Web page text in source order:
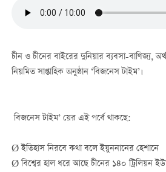
চীন ও চীনের বাইরের দুনিয়ার ব্যবসা-বাণিজ্য,
নিয়মিত সাপ্তাহিক অনুষ্ঠান ‘বিজনেস টাইম’।
বিজনেস টাইম’ য়ের এই পর্বে থাকছে:
Ø ইতিহাস নিরবে কথা বলে ইয়ুননানের হেশানে
Ø বিশ্বের হাল ধরে আছে চীনের ১৪০ ট্রিলিয়ন